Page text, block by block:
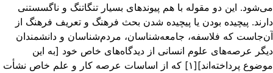
این دو مقوله با هم پیوندهای بسیار تنگاتنگ و ناگسستنی
پیچیده بودن یا پیچیده شدن بحث فرهنگ و تعریف فرهنگ از
که فلاسفه، جامعه‌شناسان،‌ مردم‌شناسان و دانشمندان
عرصه‌های علوم انسانی از دیدگاه‌های خاص خود [به این
موضوع پرداخته‌اند][۱] که از اساسات عرصه کار و علم خاص نشأت